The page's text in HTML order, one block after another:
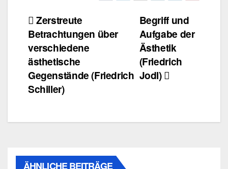
BeitragsnavigationBegriff und
Aufgabe der
Ästhetik
(Friedrich
Jodl)
Zerstreute
Betrachtungen über
verschiedene
ästhetische
Gegenstände (Friedrich
Schiller)
ÄHNLICHE BEITRÄGE